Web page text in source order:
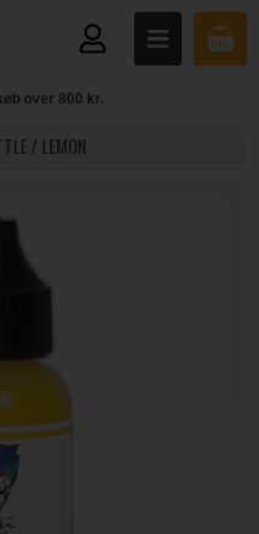
over 800 kr.
/ LEMON